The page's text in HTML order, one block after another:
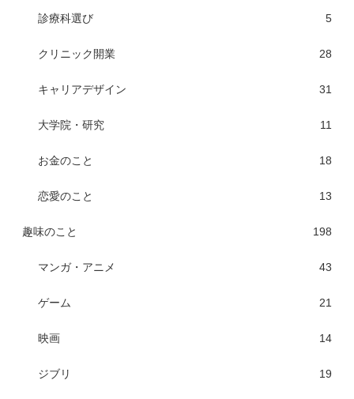
診療科選び 5
クリニック開業 28
キャリアデザイン 31
大学院・研究 11
お金のこと 18
恋愛のこと 13
趣味のこと 198
マンガ・アニメ 43
ゲーム 21
映画 14
ジブリ 19